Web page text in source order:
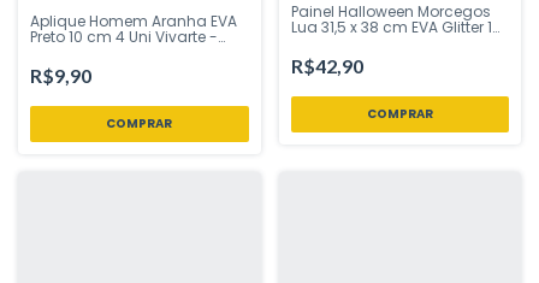
Aplique Homem Aranha EVA
Preto 10 cm 4 Uni Vivarte -
R$9,90
Painel Halloween Morcegos
Lua 31,5 x 38 cm EVA Glitter 1
Loja
R$42,90